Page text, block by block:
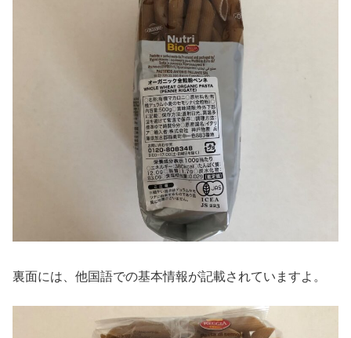
裏面には、他国語での基本情報が記載されていますよ。